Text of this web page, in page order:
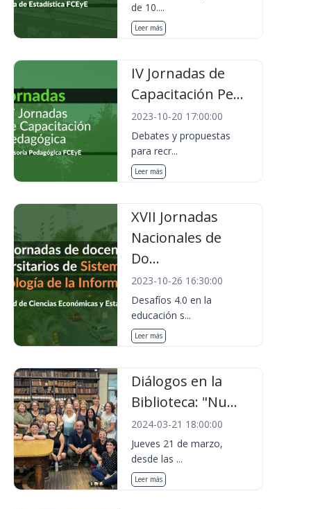
de 10....
Leer más
IV Jornadas de
Capacitación Pe...
2023-10-20 17:00:00
Debates y propuestas
para recr...
Leer más
XVII Jornadas
Nacionales de
Do...
2023-10-26 16:30:00
Desafíos 4.0 en la
educación s...
Leer más
Diálogos en la
Biblioteca: "Nu...
2024-03-21 18:00:00
Jueves 21 de marzo,
desde las ...
Leer más